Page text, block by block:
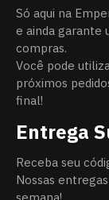
Só aqui na
e ainda garante
compras.
Você pode
próximos
final!
Entrega
Receba seu
Nossas